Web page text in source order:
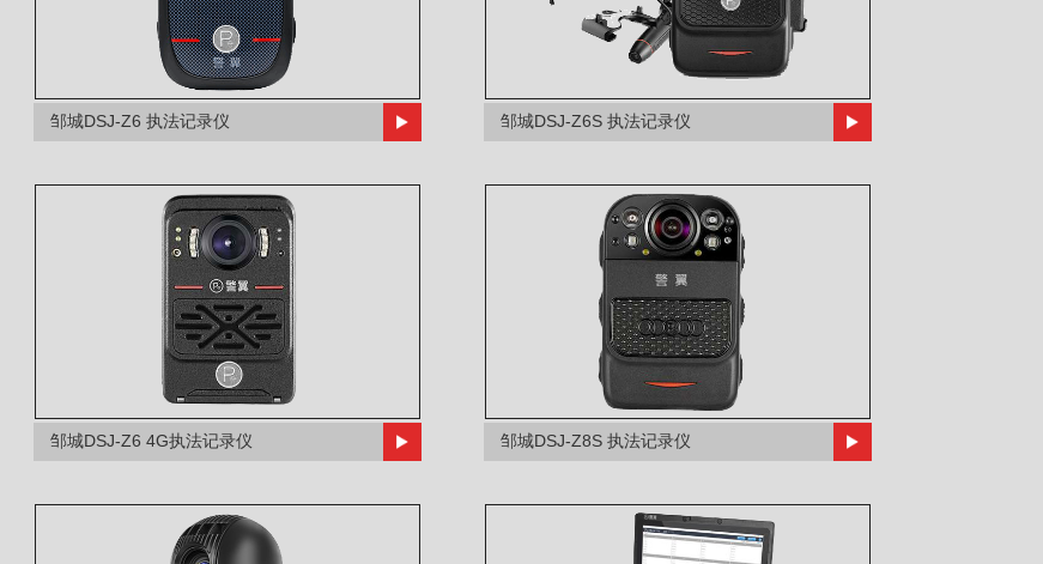
邹城DSJ-Z6 执法记录仪 邹城DSJ-Z6S 执法记录仪
邹城DSJ-Z6 4G执法记录仪 邹城DSJ-Z8S 执法记录仪